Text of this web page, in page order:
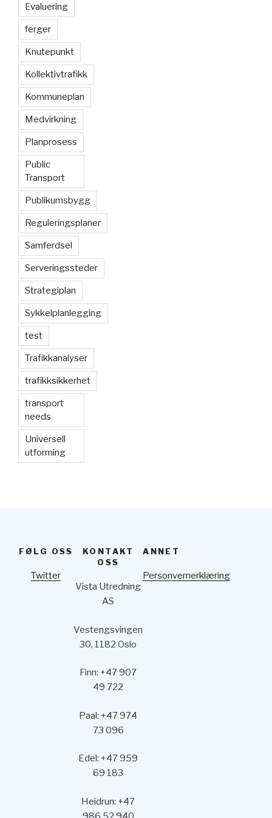
Evaluering
ferger
Knutepunkt
Kollektivtrafikk
Kommuneplan
Medvirkning
Planprosess
Public
Transport
Publikumsbygg
Reguleringsplaner
Samferdsel
Serveringssteder
Strategiplan
Sykkelplanlegging
test
Trafikkanalyser
trafikksikkerhet
transport
needs
Universell
utforming
FØLG OSS
Twitter
KONTAKT
OSS
Vista Utredning
AS
Vestengsvingen
30, 1182 Oslo
Finn: +47 907
49 722
Paal: +47 974
73 096
Edel: +47 959
69 183
Heidrun: +47
ANNET
Personvernerklæring